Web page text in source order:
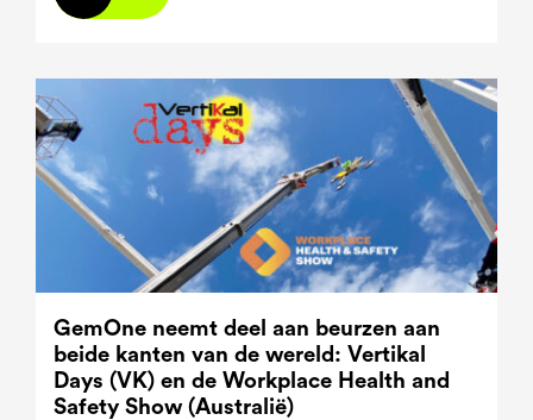
GemOne neemt deel aan beurzen aan
beide kanten van de wereld: Vertikal
Days (VK) en de Workplace Health and
Safety Show (Australië)